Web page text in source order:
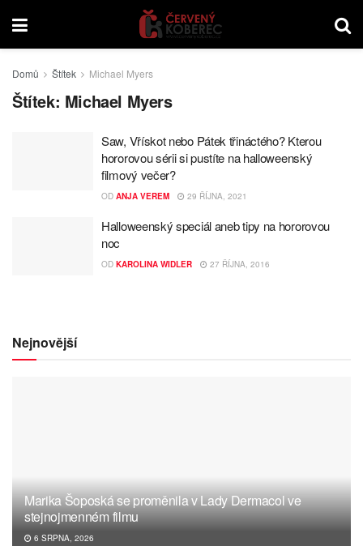
Domů Štítek Michael Myers
Štítek: Michael Myers
Saw, Vřískot nebo Pátek třináctého? Kterou
hororovou sérii si pustíte na halloweenský
filmový večer?
OD ANJA VEREM 29 ŘÍJNA, 2021
Halloweenský speciál aneb tipy na hororovou
noc
OD KAROLINA WIDLER 27 ŘÍJNA, 2016
Nejnovější
Marika Šoposká se proměnila v Lady Dermacol ve
stejnojmenném filmu
6 SRPNA, 2026